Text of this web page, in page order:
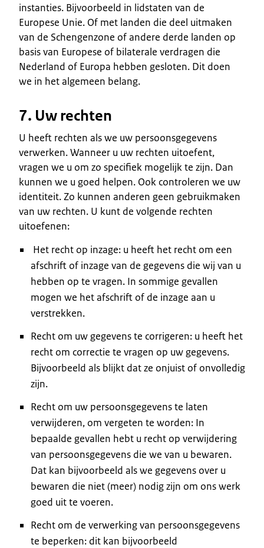
instanties. Bijvoorbeeld in lidstaten van de
Europese Unie. Of met landen die deel uitmaken
van de Schengenzone of andere derde landen op
basis van Europese of bilaterale verdragen die
Nederland of Europa hebben gesloten. Dit doen
we in het algemeen belang.
7. Uw rechten
U heeft rechten als we uw persoonsgegevens
verwerken. Wanneer u uw rechten uitoefent,
vragen we u om zo specifiek mogelijk te zijn. Dan
kunnen we u goed helpen. Ook controleren we uw
identiteit. Zo kunnen anderen geen gebruikmaken
van uw rechten. U kunt de volgende rechten
uitoefenen:
Het recht op inzage: u heeft het recht om een
afschrift of inzage van de gegevens die wij van u
hebben op te vragen. In sommige gevallen
mogen we het afschrift of de inzage aan u
verstrekken.
Recht om uw gegevens te corrigeren: u heeft het
recht om correctie te vragen op uw gegevens.
Bijvoorbeeld als blijkt dat ze onjuist of onvolledig
zijn.
Recht om uw persoonsgegevens te laten
verwijderen, om vergeten te worden: In
bepaalde gevallen hebt u recht op verwijdering
van persoonsgegevens die we van u bewaren.
Dat kan bijvoorbeeld als we gegevens over u
bewaren die niet (meer) nodig zijn om ons werk
goed uit te voeren.
Recht om de verwerking van persoonsgegevens
te beperken: dit kan bijvoorbeeld